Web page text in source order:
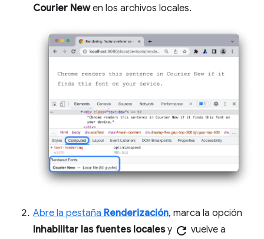
Courier Newen los archivos locales.
Abre la pestaña Renderización, marca la opción
Inhabilitar las fuentes localesy refresh vuelve a